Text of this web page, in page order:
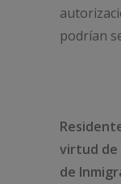
podrían
virtud de
de